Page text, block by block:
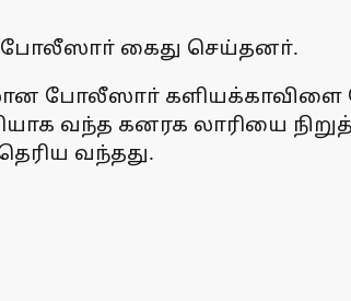
போலீஸாா் கைது செய்தனா்.
போலீஸாா் களியக்காவிளை
வந்த கனரக லாரியை
வந்தது.